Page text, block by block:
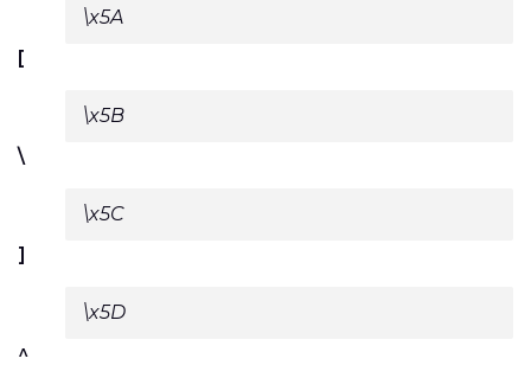
\x5A
[
\x5B
\
\x5C
]
\x5D
^